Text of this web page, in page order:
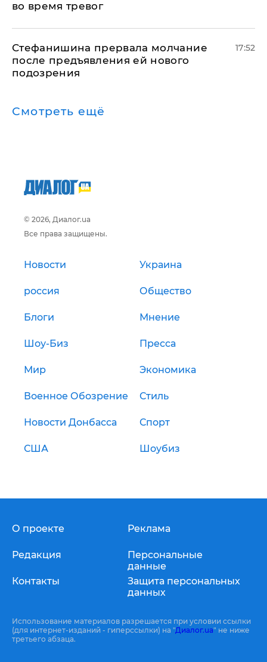
во время тревог
Стефанишина прервала молчание
после предъявления ей нового
подозрения
17:52
Смотреть ещё
© 2026, Диалог.ua
Все права защищены.
Новости Украина
россия Общество
Блоги Мнение
Шоу-Биз Пресса
Мир Экономика
Военное Обозрение Стиль
Новости Донбасса Спорт
США Шоубиз
О проекте
Редакция
Контакты
Реклама
Персональные
данные
Защита персональных
данных
Использование материалов разрешается при условии ссылки
(для интернет-изданий - гиперссылки) на "Диалог.ua" не ниже
третьего абзаца.